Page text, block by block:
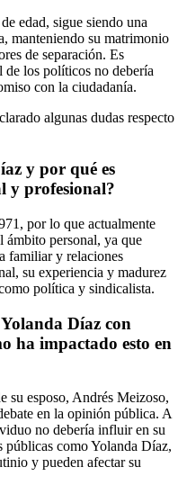
edad, sigue siendo una
manteniendo su matrimonio
de separación. Es
de los políticos no debería
con la ciudadanía.
algunas dudas respecto
y por qué es
y profesional?
por lo que actualmente
ámbito personal, ya que
familiar y relaciones
su experiencia y madurez
política y sindicalista.
Díaz con
ha impactado esto en
su esposo, Andrés Meizoso,
en la opinión pública. A
no debería influir en su
públicas como Yolanda Díaz,
y pueden afectar su